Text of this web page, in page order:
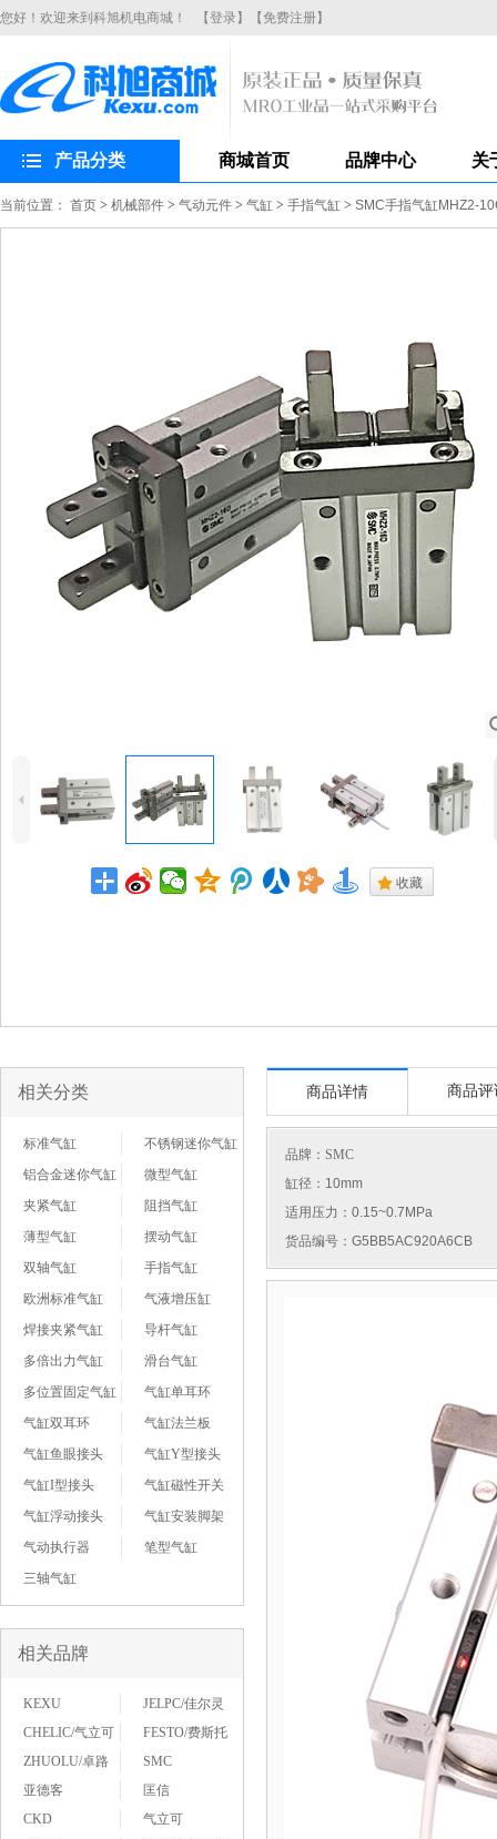
您好！欢迎来到科旭机电商城！ 【登录】 【免费注册】
产品分类 商城首页 品牌中心 关
当前位置： 首页 > 机械部件 > 气动元件 > 气缸 > 手指气缸 > SMC手指气缸MHZ2-
4
. 收藏
相关分类
标准气缸
不锈钢迷你气缸
铝合金迷你气缸
微型气缸
夹紧气缸
阻挡气缸
薄型气缸
摆动气缸
双轴气缸
手指气缸
欧洲标准气缸
气液增压缸
焊接夹紧气缸
导杆气缸
多倍出力气缸
滑台气缸
多位置固定气缸
气缸单耳环
气缸双耳环
气缸法兰板
气缸鱼眼接头
气缸Y型接头
气缸I型接头
气缸磁性开关
气缸浮动接头
气缸安装脚架
气动执行器
笔型气缸
三轴气缸
相关品牌
KEXU
JELPC/佳尔灵
CHELIC/气立可
FESTO/费斯托
ZHUOLU/卓路
SMC
亚德客
匡信
CKD
气立可
商品详情 商品评
品牌： SMC
缸径：10mm
适用压力：0.15~0.7MPa
货品编号：G5BB5AC920A6CB